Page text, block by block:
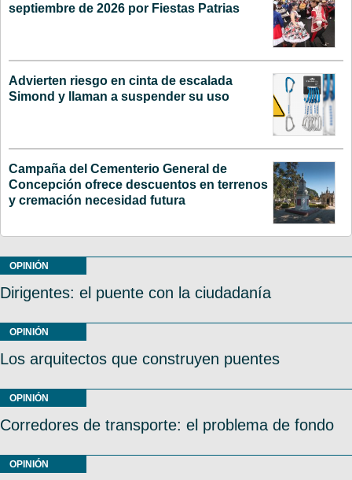
septiembre de 2026 por Fiestas Patrias
Advierten riesgo en cinta de escalada
Simond y llaman a suspender su uso
Campaña del Cementerio General de
Concepción ofrece descuentos en terrenos
y cremación necesidad futura
OPINIÓN
Dirigentes: el puente con la ciudadanía
OPINIÓN
Los arquitectos que construyen puentes
OPINIÓN
Corredores de transporte: el problema de fondo
OPINIÓN